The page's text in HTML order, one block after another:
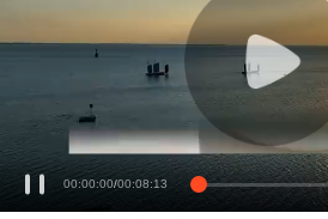
00:00:00/00:08:13